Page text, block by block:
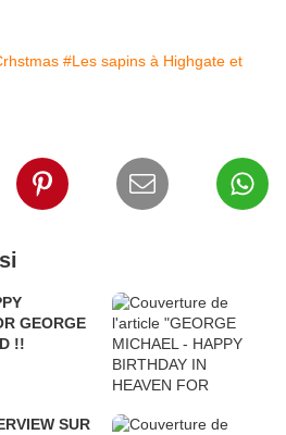
#Les sapins à Highgate et
GEORGE
!!
SUR